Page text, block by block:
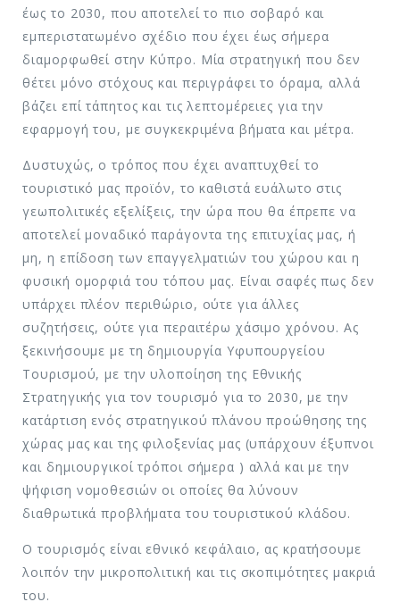
έως το 2030, που αποτελεί το πιο σοβαρό και
εμπεριστατωμένο σχέδιο που έχει έως σήμερα
διαμορφωθεί στην Κύπρο. Μία στρατηγική που δεν
θέτει μόνο στόχους και περιγράφει το όραμα, αλλά
βάζει επί τάπητος και τις λεπτομέρειες για την
εφαρμογή του, με συγκεκριμένα βήματα και μέτρα.
Δυστυχώς, ο τρόπος που έχει αναπτυχθεί το
τουριστικό μας προϊόν, το καθιστά ευάλωτο στις
γεωπολιτικές εξελίξεις, την ώρα που θα έπρεπε να
αποτελεί μοναδικό παράγοντα της επιτυχίας μας, ή
μη, η επίδοση των επαγγελματιών του χώρου και η
φυσική ομορφιά του τόπου μας. Είναι σαφές πως δεν
υπάρχει πλέον περιθώριο, ούτε για άλλες
συζητήσεις, ούτε για περαιτέρω χάσιμο χρόνου. Ας
ξεκινήσουμε με τη δημιουργία Υφυπουργείου
Τουρισμού, με την υλοποίηση της Εθνικής
Στρατηγικής για τον τουρισμό για το 2030, με την
κατάρτιση ενός στρατηγικού πλάνου προώθησης της
χώρας μας και της φιλοξενίας μας (υπάρχουν έξυπνοι
και δημιουργικοί τρόποι σήμερα ) αλλά και με την
ψήφιση νομοθεσιών οι οποίες θα λύνουν
διαθρωτικά προβλήματα του τουριστικού κλάδου.
Ο τουρισμός είναι εθνικό κεφάλαιο, ας κρατήσουμε
λοιπόν την μικροπολιτική και τις σκοπιμότητες μακριά
του.